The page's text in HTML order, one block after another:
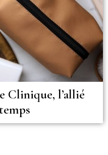
Clinique, l’allié